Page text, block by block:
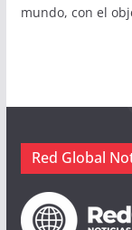
mundo, con el
Red Global